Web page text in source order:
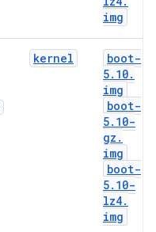
img
kernel
boot-
5. 10.
img
boot-
5. 10-
gz .
img
boot-
5. 10-
lz4.
img